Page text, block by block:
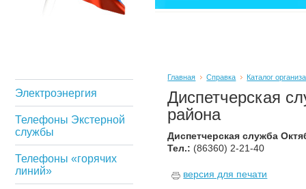
Электроэнергия
Телефоны Экстерной
службы
Телефоны «горячих
линий»
Главная Справка Каталог
Диспетчерская
района
Диспетчерская служба
Тел.: (86360) 2-21-40
версия для печати